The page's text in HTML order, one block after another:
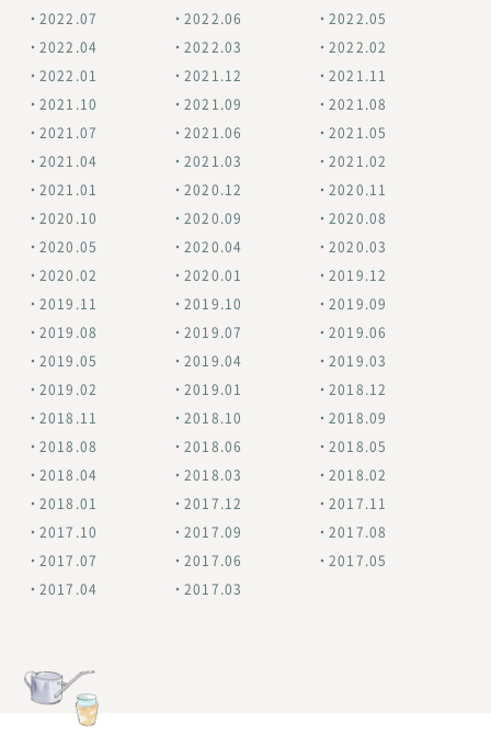
2022.07 2022.06 2022.05
2022.04 2022.03 2022.02
2022.01 2021.12 2021.11
2021.10 2021.09 2021.08
2021.07 2021.06 2021.05
2021.04 2021.03 2021.02
2021.01 2020.12 2020.11
2020.10 2020.09 2020.08
2020.05 2020.04 2020.03
2020.02 2020.01 2019.12
2019.11 2019.10 2019.09
2019.08 2019.07 2019.06
2019.05 2019.04 2019.03
2019.02 2019.01 2018.12
2018.11 2018.10 2018.09
2018.08 2018.06 2018.05
2018.04 2018.03 2018.02
2018.01 2017.12 2017.11
2017.10 2017.09 2017.08
2017.07 2017.06 2017.05
2017.04 2017.03